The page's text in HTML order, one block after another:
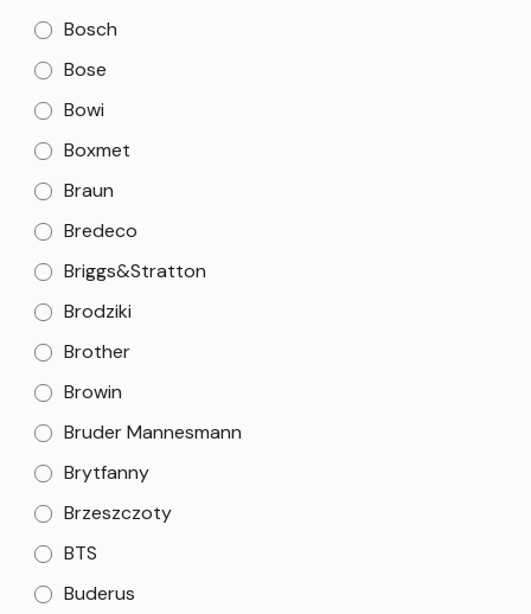
Bosch
Bose
Bowi
Boxmet
Braun
Bredeco
Briggs&Stratton
Brodziki
Brother
Browin
Bruder Mannesmann
Brytfanny
Brzeszczoty
BTS
Buderus